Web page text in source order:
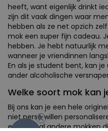
heeft, want eigenlijk drinkt
zijn dit vaak dingen waar
hebben als ze net opzich
mok een super fijn cadeau.
hebben. Je hebt natuurlijk
wanneer je vriendinnen
En als je student bent, kan
ander alcoholische
Welke soort mok kan
Bij ons kan je een hele
niet persé willen
een aantal andere mokken
-10%